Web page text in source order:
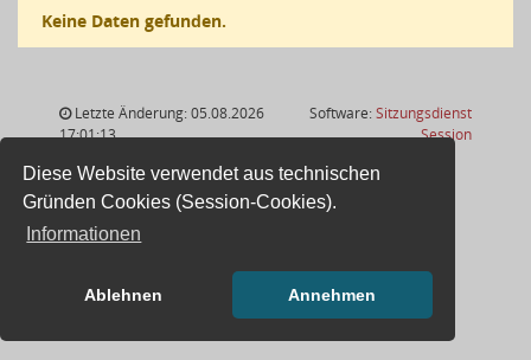
Diese Website verwendet aus technischen
Gründen Cookies (Session-Cookies).
Informationen
Ablehnen Annehmen
Keine Daten gefunden.
Letzte Änderung: 05.08.2026
17:01:13
Software:Sitzungsdienst
Session(Wird in